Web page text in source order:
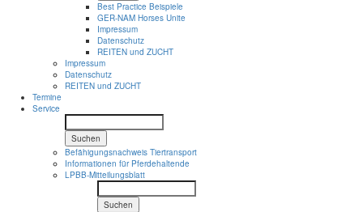
Best Practice Beispiele
GER-NAM Horses Unite
Impressum
Datenschutz
REITEN und ZUCHT
Impressum
Datenschutz
REITEN und ZUCHT
Termine
Service
Suchen
Befähigungsnachweis Tiertransport
Informationen für Pferdehaltende
LPBB-Mitteilungsblatt
Suchen